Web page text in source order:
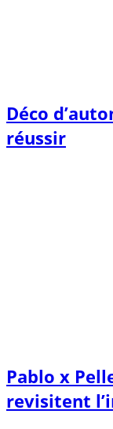
Déco
réussir
Pablo x
revisitent